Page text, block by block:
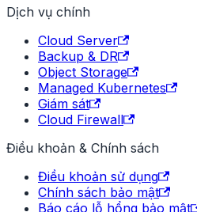
Dịch vụ chính
Cloud Server
Backup & DR
Object Storage
Managed Kubernetes
Giám sát
Cloud Firewall
Điều khoản & Chính sách
Điều khoản sử dụng
Chính sách bảo mật
Báo cáo lỗ hổng bảo mật